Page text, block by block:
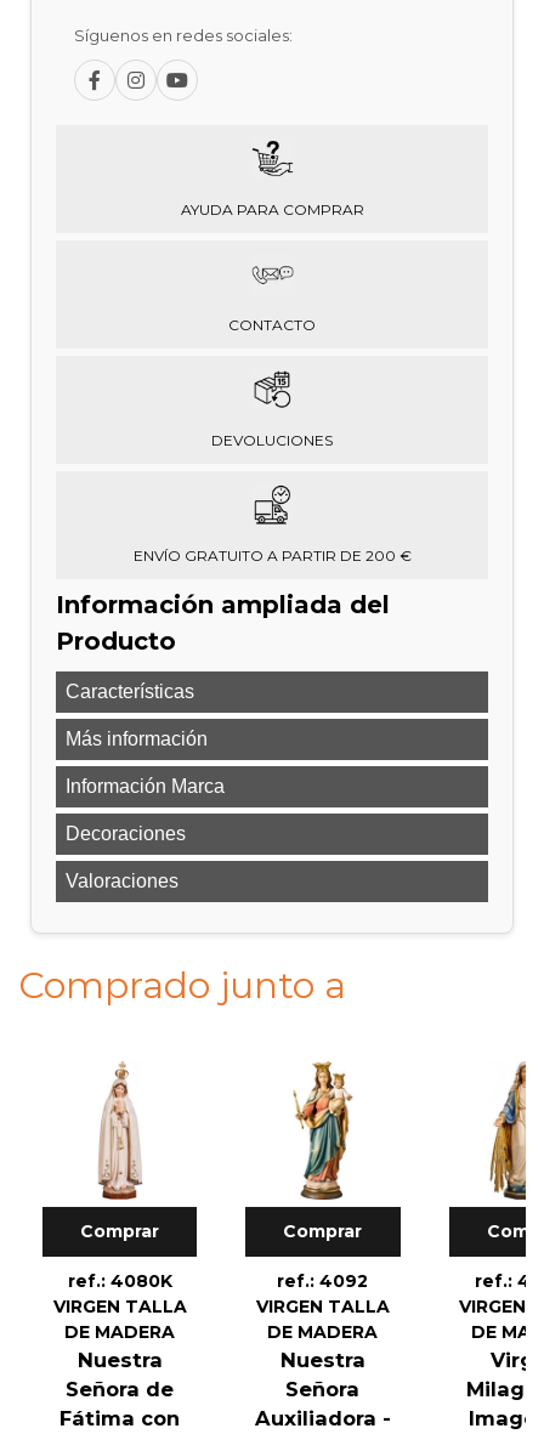
Síguenos en redes sociales:
AYUDA PARA COMPRAR
CONTACTO
DEVOLUCIONES
ENVÍO GRATUITO A PARTIR DE 200 €
Información ampliada del
Producto
Características
Más información
Información Marca
Decoraciones
Valoraciones
Comprado junto a
Comprar
ref.: 4080K
VIRGEN TALLA
DE MADERA
Nuestra
Señora de
Fátima con
Comprar
ref.: 4092
VIRGEN TALLA
DE MADERA
Nuestra
Señora
Auxiliadora -
ref.:
VIRGEN
DE